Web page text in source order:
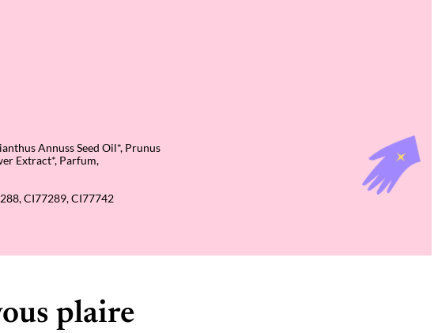
Annuss Seed Oil*, Prunus
Extract*, Parfum,
CI77289, CI77742
plaire